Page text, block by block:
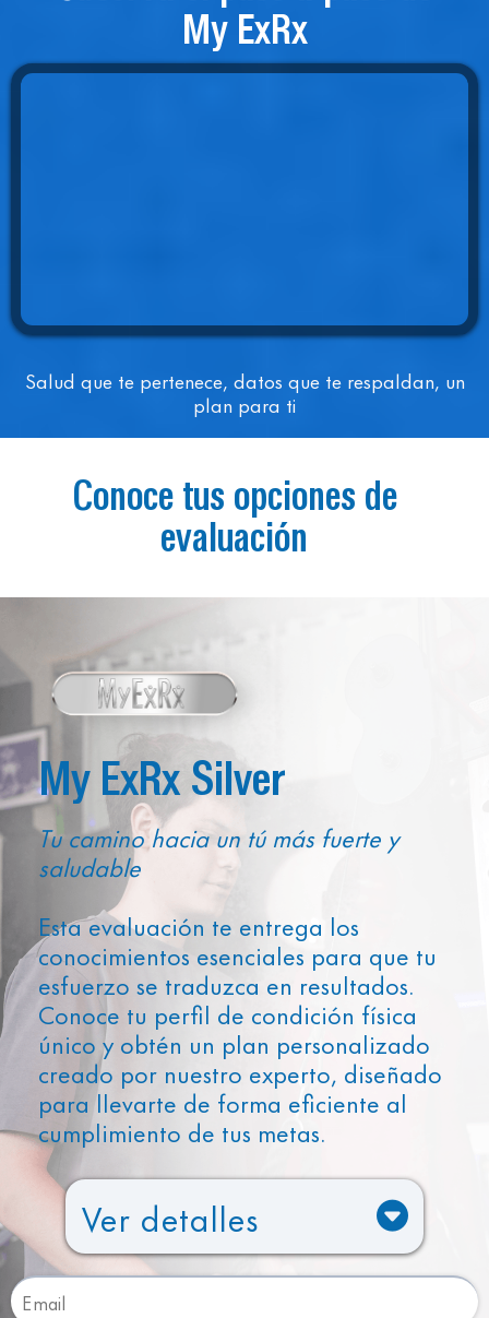
My ExRx
Salud que te pertenece, datos que te respaldan, un
plan para ti
Conoce tus opciones de
evaluación
My ExRx Silver
Tu camino hacia un tú más fuerte y
saludable
Esta evaluación te entrega los
conocimientos esenciales para que tu
esfuerzo se traduzca en resultados.
Conoce tu perfil de condición física
único y obtén un plan personalizado
creado por nuestro experto, diseñado
para llevarte de forma eficiente al
cumplimiento de tus metas.
Ver detalles
VO₂ Max